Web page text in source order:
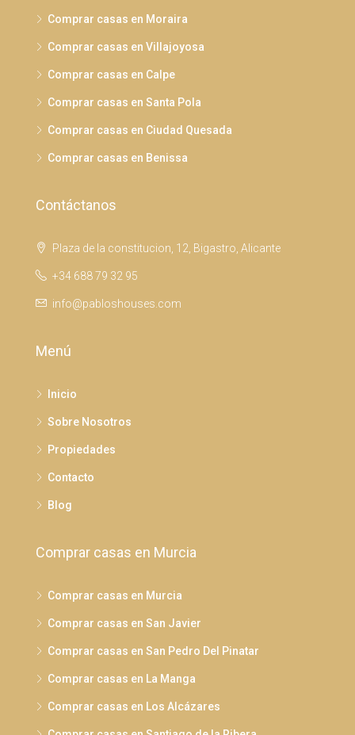
Comprar casas en Moraira
Comprar casas en Villajoyosa
Comprar casas en Calpe
Comprar casas en Santa Pola
Comprar casas en Ciudad Quesada
Comprar casas en Benissa
Contáctanos
Plaza de la constitucion, 12, Bigastro, Alicante
+34 688 79 32 95
info@pabloshouses.com
Menú
Inicio
Sobre Nosotros
Propiedades
Contacto
Blog
Comprar casas en Murcia
Comprar casas en Murcia
Comprar casas en San Javier
Comprar casas en San Pedro Del Pinatar
Comprar casas en La Manga
Comprar casas en Los Alcázares